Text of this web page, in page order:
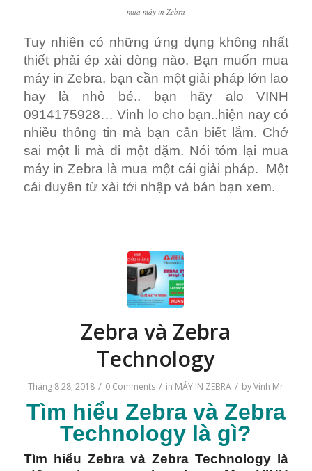
mua máy in Zebra
Tuy nhiên có những ứng dụng không nhất
thiết phải ép xài dòng nào. Bạn muốn mua
máy in Zebra, bạn cần một giải pháp lớn lao
hay là nhỏ bé.. bạn hãy alo VINH
0914175928… Vinh lo cho bạn..hiện nay có
nhiều thông tin mà bạn cần biết lắm. Chớ
sai một li mà đi một dặm. Nói tóm lại mua
máy in Zebra là mua một cái giải pháp. Một
cái duyên từ xài tới nhập và bán bạn xem.
Zebra và Zebra
Technology
Tháng 8 28, 2018 / 0 Comments / in MÁY IN ZEBRA / byVinh Mr
Tìm hiểu Zebra và Zebra
Technology là gì?
Tìm hiểu Zebravà Zebra Technology là